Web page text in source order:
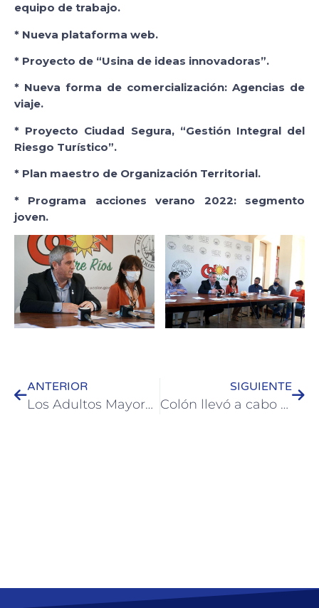
equipo de trabajo.
* Nueva plataforma web.
* Proyecto de “Usina de ideas innovadoras”.
* Nueva forma de comercialización: Agencias de
viaje.
* Proyecto Ciudad Segura, “Gestión Integral del
Riesgo Turístico”.
* Plan maestro de Organización Territorial.
* Programa acciones verano 2022: segmento
joven.
ANTERIOR
Los Adultos Mayores festejaron el día de la primavera y eligieron a la reina y el rey
SIGUIENTE
Colón llevó a cabo nuevamente el programa “Turista por un Día”